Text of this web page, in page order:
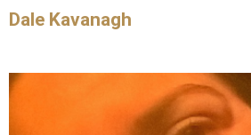
Dale Kavanagh